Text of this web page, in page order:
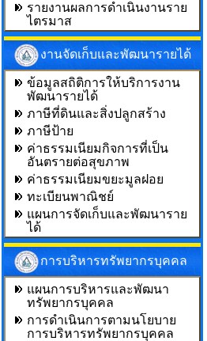
รายงานผลการดำเนินงานราย
ไตรมาส
งานจัดเก็บและพัฒนารายได้
ข้อมูลสถิติการให้บริการงาน
พัฒนารายได้
ภาษีที่ดินและสิ่งปลูกสร้าง
ภาษีป้าย
ค่าธรรมเนียมกิจการที่เป็น
อันตรายต่อสุขภาพ
ค่าธรรมเนียมขยะมูลฝอย
ทะเบียนพาณิชย์
แผนการจัดเก็บและพัฒนาราย
ได้
การบริหารทรัพยากรบุคคล
แผนการบริหารและพัฒนา
ทรัพยากรบุคคล
การดำเนินการตามนโยบาย
การบริหารทรัพยากรบุคคล